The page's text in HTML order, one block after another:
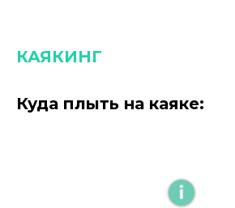
КАЯКИНГ
Куда плыть на каяке: